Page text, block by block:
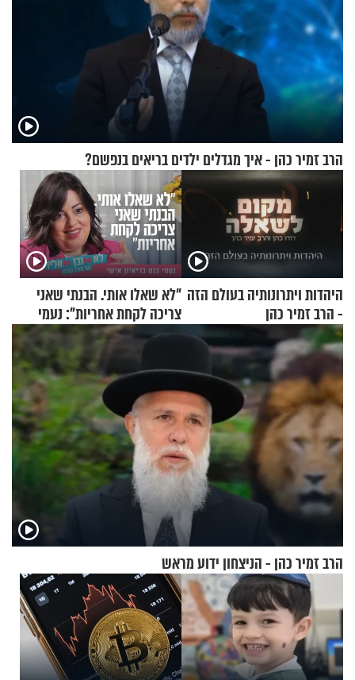
הרב זמיר כהן - איך מגדלים ילדים בריאים בנפשם?
היהדות ויתרונותיה בעולם הזה
- הרב זמיר כהן
"לא שאלו אותי. הבנתי שאני
צריכה לקחת אחריות": נעמי
בנט בריאיון אישי
הרב זמיר כהן - הניצחון ידוע מראש